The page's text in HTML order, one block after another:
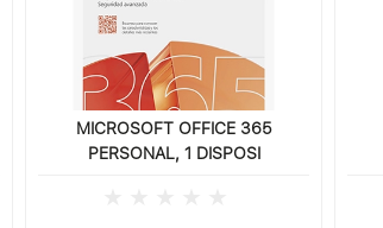
MICROSOFT OFFICE 365
PERSONAL, 1 DISPOSI